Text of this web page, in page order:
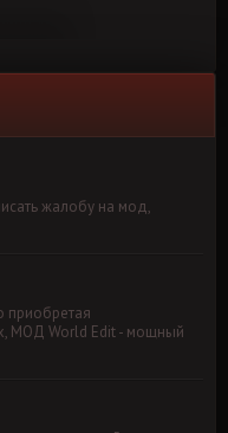
жалобу на мод,
приобретая
МОД World Edit - мощный